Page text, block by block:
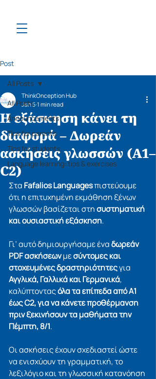
Post
All Posts
Announcements
Tips for parents
Tips for students
Language learning: tips & exercises
All Posts
Η εξάσκηση κάνει τη
διαφορά – Δωρεάν
ασκήσεις γλωσσών (A1–
C2)
ThinkOnception Hub
Jan 51 min read
Στα Fafalios Languages πιστεύουμε
ότι η επιτυχημένη εκμάθηση ξένων
γλωσσών βασίζεται στη συστηματική
και ουσιαστική εξάσκηση.
Γι’ αυτό δημιουργήσαμε ένα δωρεάν
PDF ασκήσεων με σύντομες και
στοχευμένες δραστηριότητες για
Αγγλικά, Γαλλικά και Γερμανικά,
καλύπτοντας όλα τα επίπεδα από A1
έως C2, για να κάνετε προθέρμανση
πριν ξεκινήσουν τα μαθήματα την
Πέμπτη, 8/1.
Οι ασκήσεις έχουν σχεδιαστεί ώστε
να ενισχύουν τη γραμματική, το
λεξιλόγιο και τη γλωσσική κατανόηση